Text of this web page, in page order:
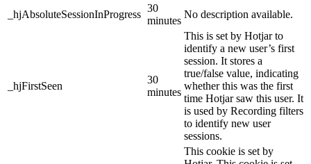
_hjAbsoluteSessionInProgress
30
minutes
No description available.
_hjFirstSeen
30
minutes
This is set by Hotjar to
identify a new user’s first
session. It stores a
true/false value, indicating
whether this was the first
time Hotjar saw this user. It
is used by Recording filters
to identify new user
sessions.
This cookie is set by